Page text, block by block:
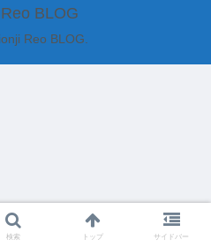
BLOG
Reo BLOG.
検索 トップ サイドバー